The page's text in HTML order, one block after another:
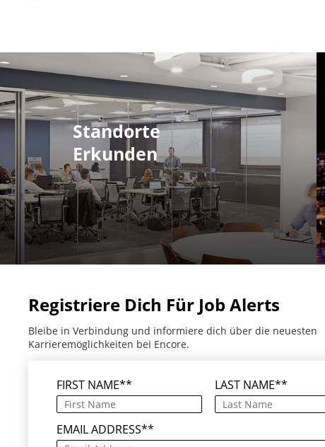
Standorte
Erkunden
Registriere Dich Für Job Alerts
Bleibe in Verbindung und informiere dich über die neuesten
Karrieremöglichkeiten bei Encore.
FIRST NAME* LAST NAME*
EMAIL ADDRESS*